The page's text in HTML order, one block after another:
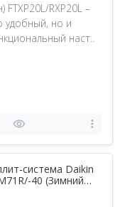
FTXP20L/RXP20L –
удобный, но и
наст..
система Daikin
40 (Зимний